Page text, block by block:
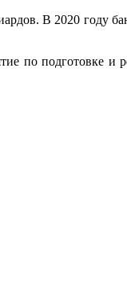
В 2020 году
по подготовке и